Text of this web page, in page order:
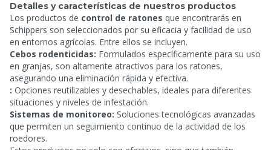
Detalles y características de nuestros productos
Los productos de control de ratones que encontrarás en
Schippers son seleccionados por su eficacia y facilidad de uso
en entornos agrícolas. Entre ellos se incluyen.
Cebos rodenticidas: Formulados específicamente para su uso
en granjas, son altamente atractivos para los ratones,
asegurando una eliminación rápida y efectiva.
: Opciones reutilizables y desechables, ideales para diferentes
situaciones y niveles de infestación.
Sistemas de monitoreo: Soluciones tecnológicas avanzadas
que permiten un seguimiento continuo de la actividad de los
roedores.